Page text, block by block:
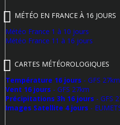
MÉTÉO EN FRANCE À 16 JOURS
Météo France 1 à 10 jours
Météo France 11 à 16 jours
CARTES MÉTÉOROLOGIQUES
Température 16 jours - GFS 27km
Vent 16 jours - GFS 27km
Précipitations 3h 16 jours - GFS
Images Satellite 4 jours -